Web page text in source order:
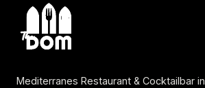
Mediterranes Restaurant & Cocktailbar in